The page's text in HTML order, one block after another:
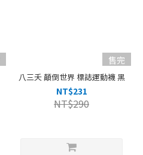
售完
八三夭 顛倒世界 標誌運動襪 黑
NT$231
NT$290